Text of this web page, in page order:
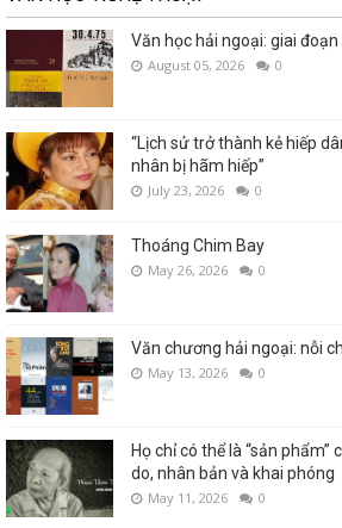
Văn học hải ngoại: giai
August 05, 2026 0
“Lịch sử trở thành kẻ hiếp
nhân bị hãm hiếp”
July 23, 2026 0
Thoáng Chim Bay
May 26, 2026 0
Văn chương hải ngoại: nỗi
May 13, 2026 0
Họ chỉ có thể là “sản
do, nhân bản và khai phóng
May 11, 2026 0